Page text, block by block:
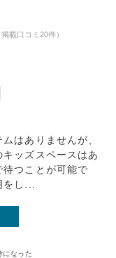
載口コミ20件）
はありませんが、
ッズスペースはあ
待つことが可能で
し...
になった